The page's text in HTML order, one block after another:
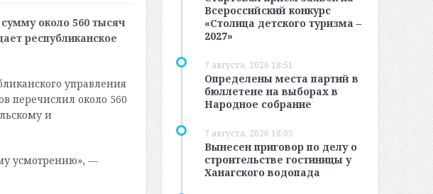
около 560 тысяч
республиканское
управления
перечислил около 560
и
усмотрению», —
Всероссийский конкурс
«Столица детского туризма –
2027»
7 августа, 2026 18:51
Определены места партий в
бюллетене на выборах в
Народное собрание
7 августа, 2026 18:05
Вынесен приговор по делу о
строительстве гостиницы у
Ханагского водопада